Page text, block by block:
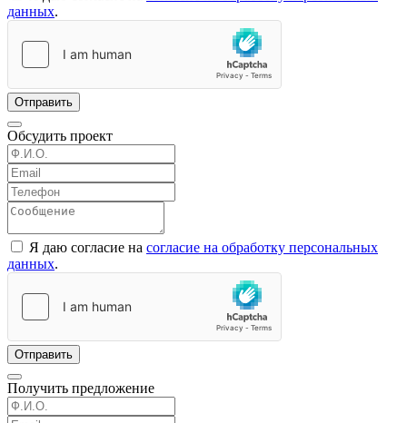
данных.
Отправить
Обсудить проект
Я даю согласие на согласие на обработку персональных
данных.
Отправить
Получить предложение